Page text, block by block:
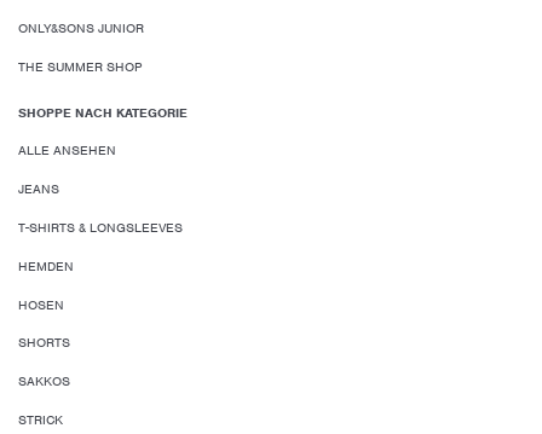
ONLY&SONS JUNIOR
THE SUMMER SHOP
SHOPPE NACH KATEGORIE
ALLE ANSEHEN
JEANS
T-SHIRTS & LONGSLEEVES
HEMDEN
HOSEN
SHORTS
SAKKOS
STRICK